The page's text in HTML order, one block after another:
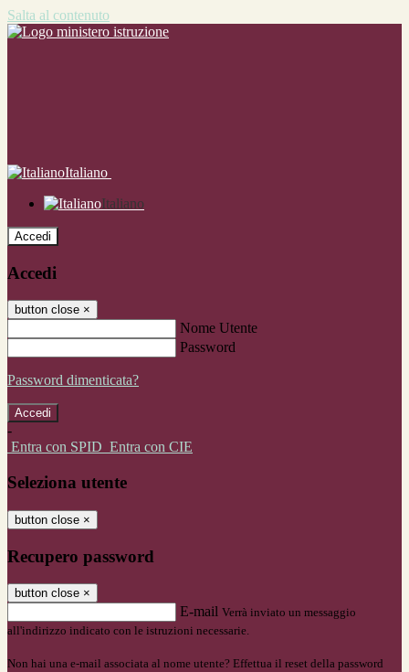
Salta al contenuto
Italiano
Italiano
Accedi
Accedi
button close ×
Nome Utente
Password
Password dimenticata?
-
Entra con SPID Entra con CIE
Seleziona utente
button close ×
Recupero password
button close ×
E-mail Verrà inviato un messaggio
all'indirizzo indicato con le istruzioni necessarie.
Non hai una e-mail associata al nome utente? Effettua il reset della password